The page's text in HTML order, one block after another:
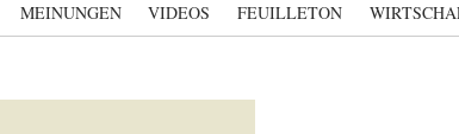
MEINUNGEN VIDEOS FEUILLETON